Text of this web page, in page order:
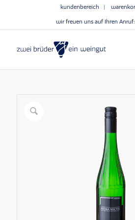
kundenbereich
wir freuen uns auf Ihren Anruf: